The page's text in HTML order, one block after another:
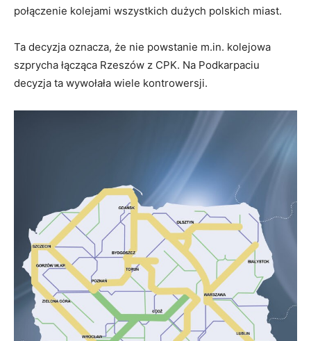
połączenie kolejami wszystkich dużych polskich miast.
Ta decyzja oznacza, że nie powstanie m.in. kolejowa
szprycha łącząca Rzeszów z CPK. Na Podkarpaciu
decyzja ta wywołała wiele kontrowersji.